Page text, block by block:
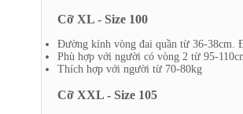
Cỡ XL - Size 100
Đường kính vòng đai quần từ 36-38cm.
Phù hợp với người có vòng 2 từ 95-
Thích hợp với người từ 70-80kg
Cỡ XXL - Size 105